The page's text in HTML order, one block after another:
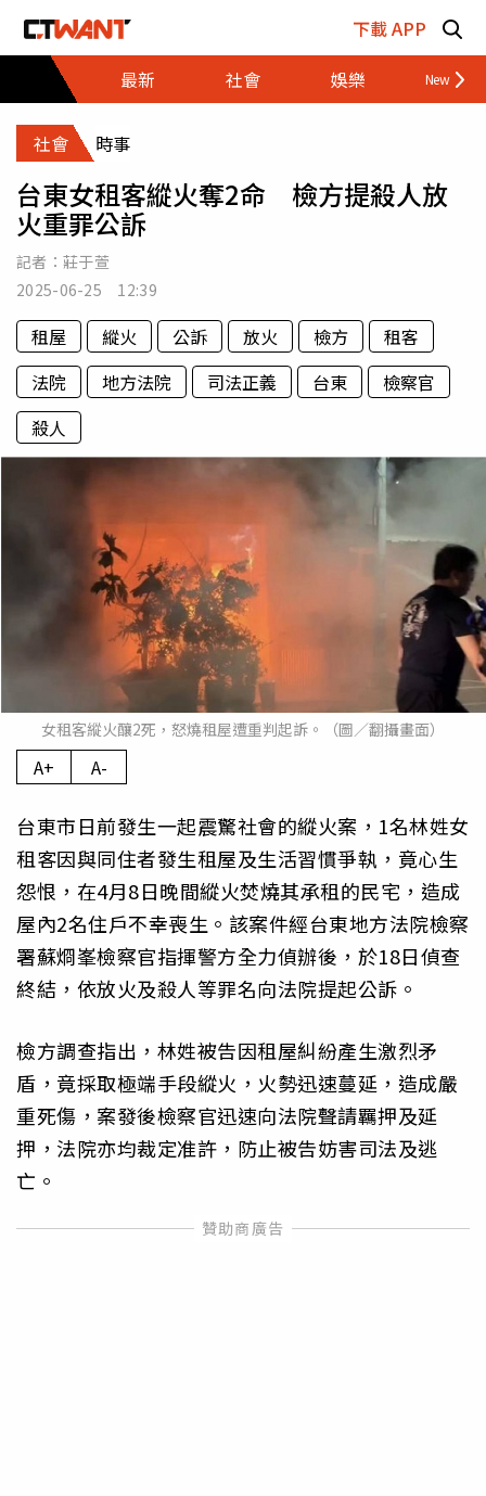
下載 APP
最新
社會 娛樂 財經
社會 時事
台東女租客縱火奪2命 檢方提殺人放
火重罪公訴
記者： 莊于萱
2025-06-25 12:39
租屋 縱火 公訴 放火 檢方
租客
法院
地方法院 司法正義 台東
檢察官
殺人
女租客縱火釀2死，怒燒租屋遭重判起訴。（圖／翻攝畫面）
A+ A-
台東市日前發生一起震驚社會的縱火案，1名林姓女
租客因與同住者發生租屋及生活習慣爭執，竟心生
怨恨，在4月8日晚間縱火焚燒其承租的民宅，造成
屋內2名住戶不幸喪生。該案件經台東地方法院檢察
署蘇烱峯檢察官指揮警方全力偵辦後，於18日偵查
終結，依放火及殺人等罪名向法院提起公訴。
檢方調查指出，林姓被告因租屋糾紛產生激烈矛
盾，竟採取極端手段縱火，火勢迅速蔓延，造成嚴
重死傷，案發後檢察官迅速向法院聲請羈押及延
押，法院亦均裁定准許，防止被告妨害司法及逃
亡。